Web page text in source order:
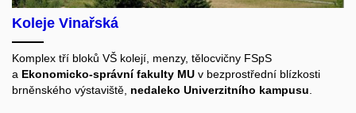
Koleje Vinařská
Komplex tří bloků VŠ kolejí, menzy, tělocvičny FSpS
a Ekonomicko-správní fakulty MU v bezprostřední blízkosti
brněnského výstaviště, nedaleko Univerzitního kampusu